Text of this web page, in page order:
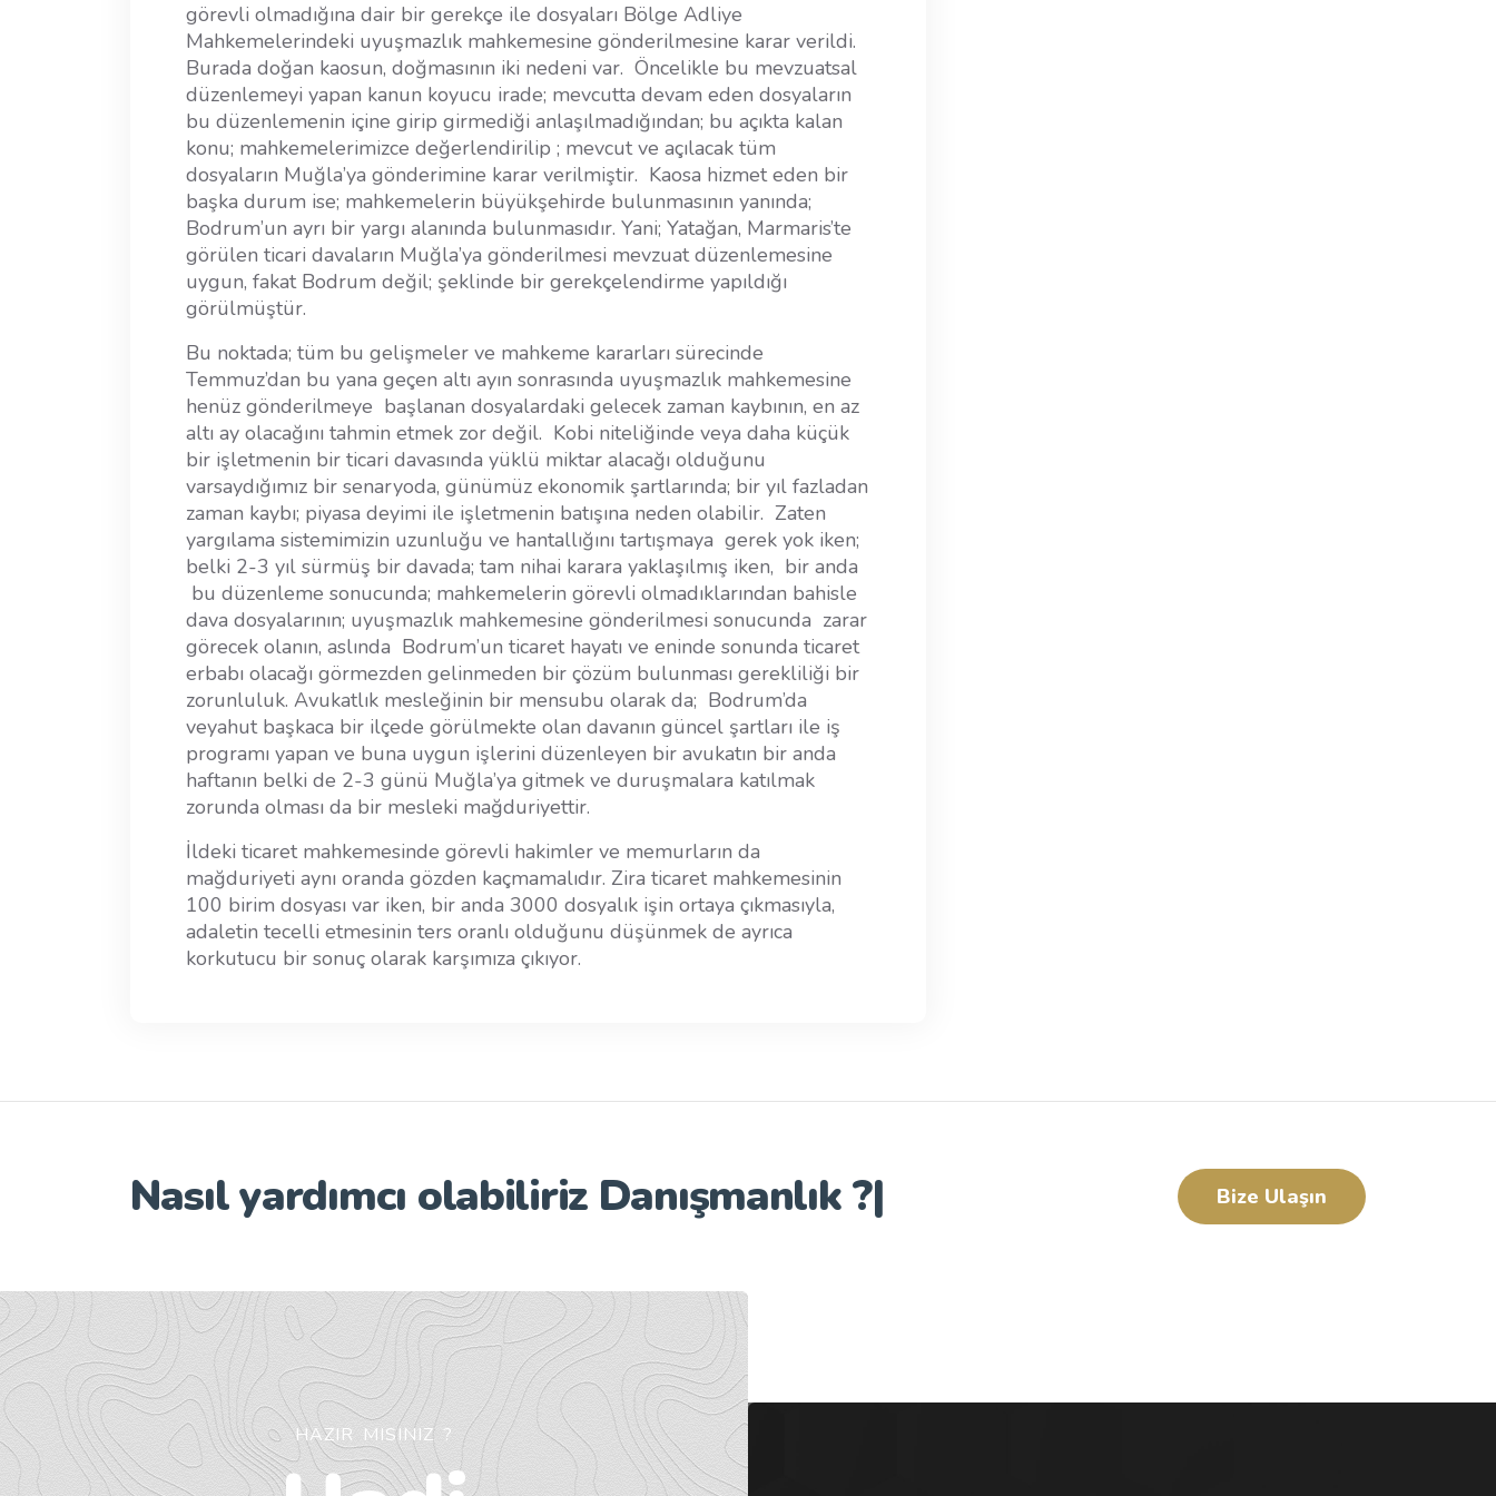
görevli olmadığına dair bir gerekçe ile dosyaları Bölge Adliye
Mahkemelerindeki uyuşmazlık mahkemesine gönderilmesine karar verildi.
Burada doğan kaosun, doğmasının iki nedeni var. Öncelikle bu mevzuatsal
düzenlemeyi yapan kanun koyucu irade; mevcutta devam eden dosyaların
bu düzenlemenin içine girip girmediği anlaşılmadığından; bu açıkta kalan
konu; mahkemelerimizce değerlendirilip ; mevcut ve açılacak tüm
dosyaların Muğla’ya gönderimine karar verilmiştir. Kaosa hizmet eden bir
başka durum ise; mahkemelerin büyükşehirde bulunmasının yanında;
Bodrum’un ayrı bir yargı alanında bulunmasıdır. Yani; Yatağan, Marmaris’te
görülen ticari davaların Muğla’ya gönderilmesi mevzuat düzenlemesine
uygun, fakat Bodrum değil; şeklinde bir gerekçelendirme yapıldığı
görülmüştür.
Bu noktada; tüm bu gelişmeler ve mahkeme kararları sürecinde
Temmuz’dan bu yana geçen altı ayın sonrasında uyuşmazlık mahkemesine
henüz gönderilmeye başlanan dosyalardaki gelecek zaman kaybının, en az
altı ay olacağını tahmin etmek zor değil. Kobi niteliğinde veya daha küçük
bir işletmenin bir ticari davasında yüklü miktar alacağı olduğunu
varsaydığımız bir senaryoda, günümüz ekonomik şartlarında; bir yıl fazladan
zaman kaybı; piyasa deyimi ile işletmenin batışına neden olabilir. Zaten
yargılama sistemimizin uzunluğu ve hantallığını tartışmaya gerek yok iken;
belki 2-3 yıl sürmüş bir davada; tam nihai karara yaklaşılmış iken, bir anda
bu düzenleme sonucunda; mahkemelerin görevli olmadıklarından bahisle
dava dosyalarının; uyuşmazlık mahkemesine gönderilmesi sonucunda zarar
görecek olanın, aslında Bodrum’un ticaret hayatı ve eninde sonunda ticaret
erbabı olacağı görmezden gelinmeden bir çözüm bulunması gerekliliği bir
zorunluluk. Avukatlık mesleğinin bir mensubu olarak da; Bodrum’da
veyahut başkaca bir ilçede görülmekte olan davanın güncel şartları ile iş
programı yapan ve buna uygun işlerini düzenleyen bir avukatın bir anda
haftanın belki de 2-3 günü Muğla’ya gitmek ve duruşmalara katılmak
zorunda olması da bir mesleki mağduriyettir.
İldeki ticaret mahkemesinde görevli hakimler ve memurların da
mağduriyeti aynı oranda gözden kaçmamalıdır. Zira ticaret mahkemesinin
100 birim dosyası var iken, bir anda 3000 dosyalık işin ortaya çıkmasıyla,
adaletin tecelli etmesinin ters oranlı olduğunu düşünmek de ayrıca
korkutucu bir sonuç olarak karşımıza çıkıyor.
Nasıl yardımcı olabiliriz Danışmanlık ?| Bize Ulaşın
HAZIR MISINIZ ?